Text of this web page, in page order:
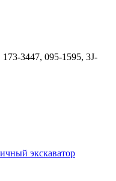
173-3447, 095-1595, 3J-